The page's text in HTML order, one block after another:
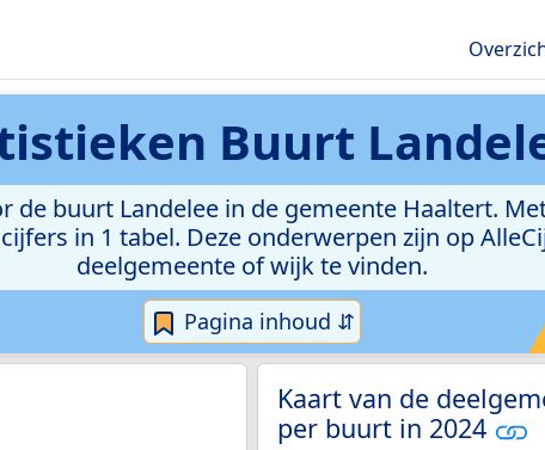
Buurt
de buurt Landelee in de gemeente Haaltert.
in 1 tabel. Deze onderwerpen zijn op
deelgemeente of wijk te vinden.
Pagina inhoud ⇵
Kaart van de
per buurt in 2024